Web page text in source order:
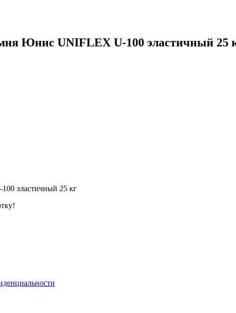
Юнис UNIFLEX U-100 эластичный 25
эластичный 25 кг